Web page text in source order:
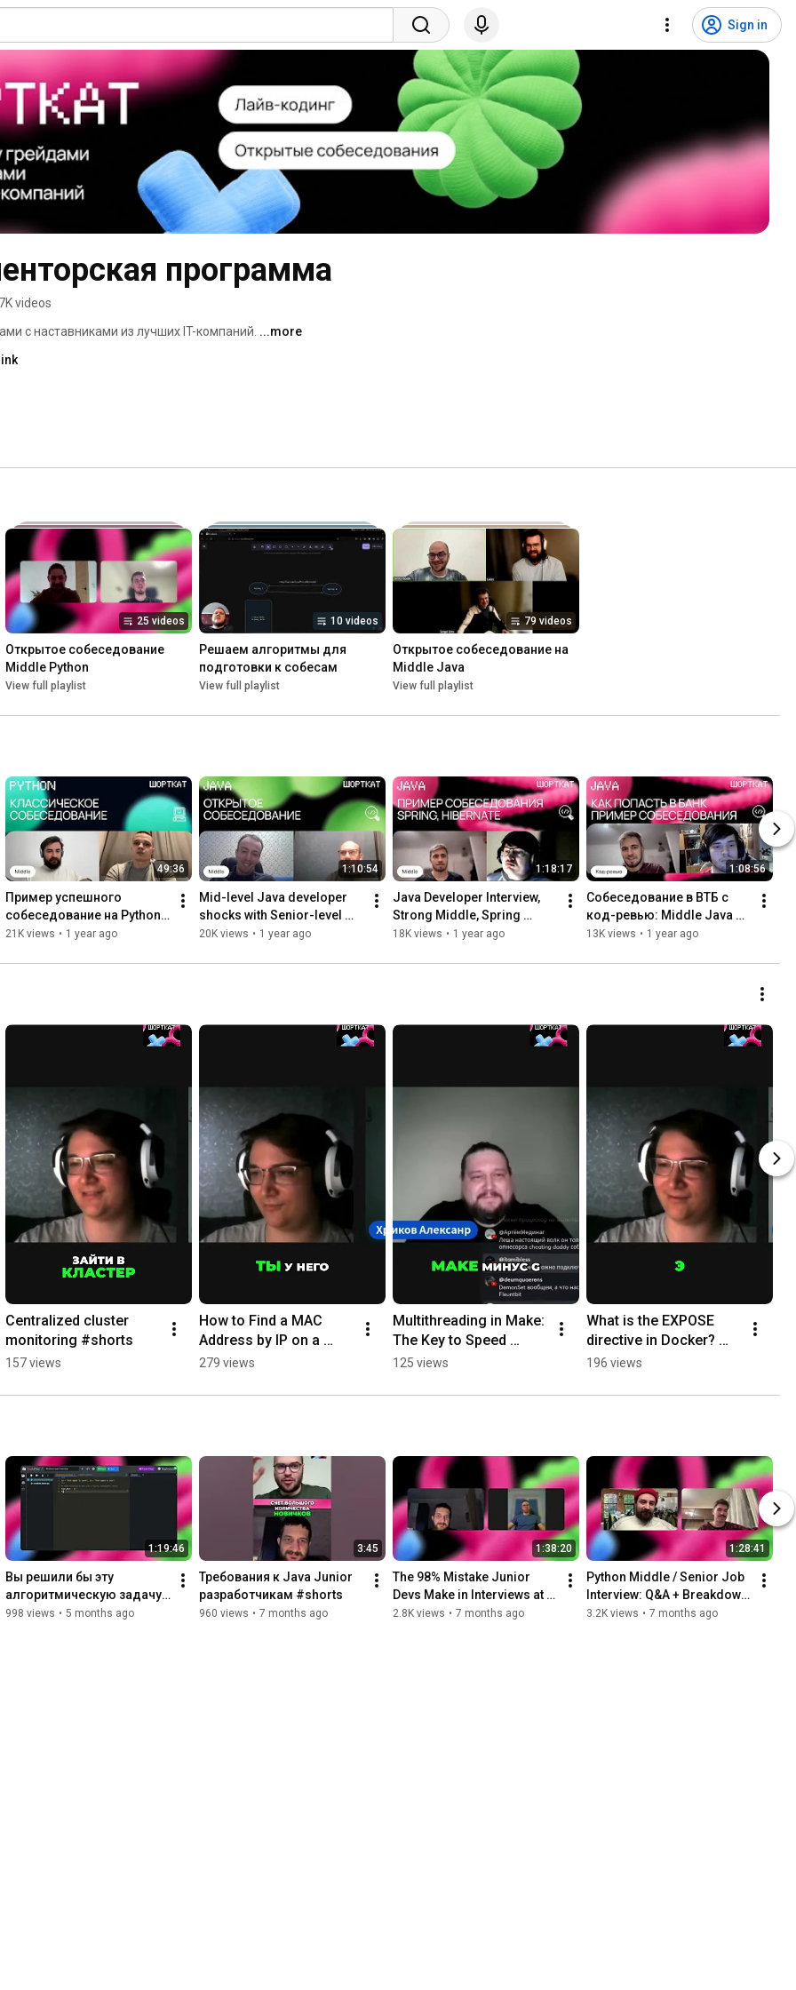
Sign in
программа
videos
с наставниками из лучших IT-компаний. ...more
25 videos
Открытое собеседование
Middle Python
View full playlist
10 videos
Решаем алгоритмы для
подготовки к собесам
View full playlist
79 videos
Открытое собеседование на
Middle Java
View full playlist
49:36
Пример успешного
собеседование на Python
Middle разработчика |
21K views • 1 year ago
1:10:54
Mid-level Java developer
shocks with Senior-level
knowledge in an interview!
20K views • 1 year ago
1:18:17
Java Developer Interview,
Strong Middle, Spring
Framework, Hibernate
18K views • 1 year ago
1:08:56
Собеседование в ВТБ с
код-ревью: Middle Java
разработчик справился!
13K views • 1 year ago
Centralized cluster
monitoring #shorts
157 views
How to Find a MAC
Address by IP on a
Network #shorts
279 views
Multithreading in Make:
The Key to Speed
#shorts
125 views
What is the EXPOSE
directive in Docker?
#shorts
196 views
1:19:46
Вы решили бы эту
алгоритмическую задачу
за 20 минут? Честное
998 views • 5 months ago
3:45
Требования к Java Junior
разработчикам #shorts
960 views • 7 months ago
1:38:20
The 98% Mistake Junior
Devs Make in Interviews at
WB and Uzum | Senior
2.8K views • 7 months ago
1:28:41
Python Middle / Senior Job
Interview: Q&A + Breakdown
by Tech Lead (IVI, VK, Avito)
3.2K views • 7 months ago